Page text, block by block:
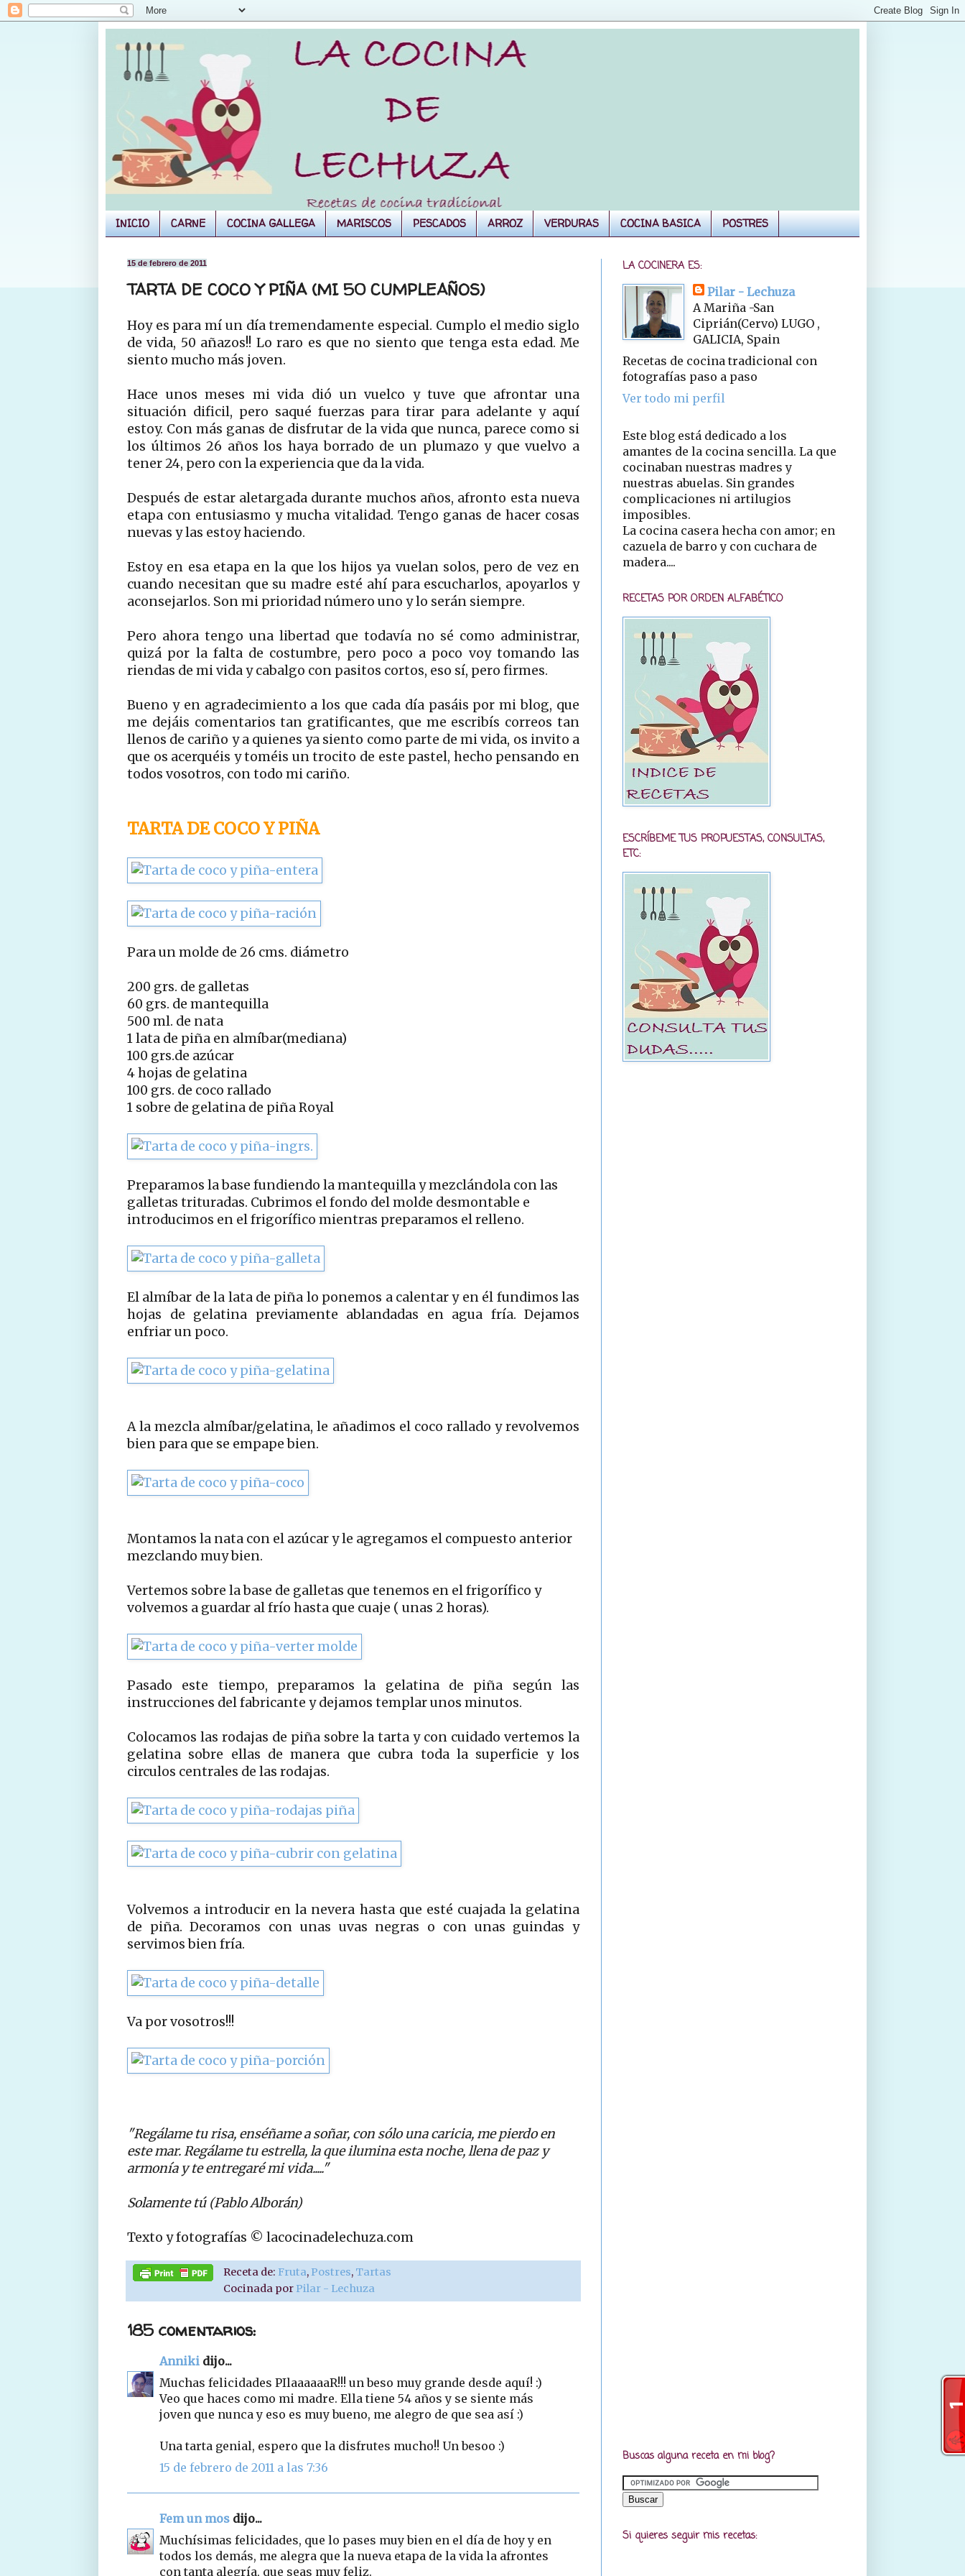
INICIO CARNE COCINA GALLEGA MARISCOS PESCADOS ARROZ VERDURAS COCINA BASICA POSTRES
15 de febrero de 2011
TARTA DE COCO Y PIÑA (MI 50 CUMPLEAÑOS)
Hoy es para mí un día tremendamente especial. Cumplo el medio siglo
de vida, 50 añazos!! Lo raro es que no siento que tenga esta edad. Me
siento mucho más joven.
Hace unos meses mi vida dió un vuelco y tuve que afrontar una
situación dificil, pero saqué fuerzas para tirar para adelante y aquí
estoy. Con más ganas de disfrutar de la vida que nunca, parece como si
los últimos 26 años los haya borrado de un plumazo y que vuelvo a
tener 24, pero con la experiencia que da la vida.
Después de estar aletargada durante muchos años, afronto esta nueva
etapa con entusiasmo y mucha vitalidad. Tengo ganas de hacer cosas
nuevas y las estoy haciendo.
Estoy en esa etapa en la que los hijos ya vuelan solos, pero de vez en
cuando necesitan que su madre esté ahí para escucharlos, apoyarlos y
aconsejarlos. Son mi prioridad número uno y lo serán siempre.
Pero ahora tengo una libertad que todavía no sé como administrar,
quizá por la falta de costumbre, pero poco a poco voy tomando las
riendas de mi vida y cabalgo con pasitos cortos, eso sí, pero firmes.
Bueno y en agradecimiento a los que cada día pasáis por mi blog, que
me dejáis comentarios tan gratificantes, que me escribís correos tan
llenos de cariño y a quienes ya siento como parte de mi vida, os invito a
que os acerquéis y toméis un trocito de este pastel, hecho pensando en
todos vosotros, con todo mi cariño.
TARTA DE COCO Y PIÑA
Para un molde de 26 cms. diámetro
200 grs. de galletas
60 grs. de mantequilla
500 ml. de nata
1 lata de piña en almíbar(mediana)
100 grs.de azúcar
4 hojas de gelatina
100 grs. de coco rallado
1 sobre de gelatina de piña Royal
Preparamos la base fundiendo la mantequilla y mezclándola con las
galletas trituradas. Cubrimos el fondo del molde desmontable e
introducimos en el frigorífico mientras preparamos el relleno.
El almíbar de la lata de piña lo ponemos a calentar y en él fundimos las
hojas de gelatina previamente ablandadas en agua fría. Dejamos
enfriar un poco.
A la mezcla almíbar/gelatina, le añadimos el coco rallado y revolvemos
bien para que se empape bien.
Montamos la nata con el azúcar y le agregamos el compuesto anterior
mezclando muy bien.
Vertemos sobre la base de galletas que tenemos en el frigorífico y
volvemos a guardar al frío hasta que cuaje ( unas 2 horas).
Pasado este tiempo, preparamos la gelatina de piña según las
instrucciones del fabricante y dejamos templar unos minutos.
Colocamos las rodajas de piña sobre la tarta y con cuidado vertemos la
gelatina sobre ellas de manera que cubra toda la superficie y los
circulos centrales de las rodajas.
Volvemos a introducir en la nevera hasta que esté cuajada la gelatina
de piña. Decoramos con unas uvas negras o con unas guindas y
servimos bien fría.
Va por vosotros!!!
"Regálame tu risa, enséñame a soñar, con sólo una caricia, me pierdo en
este mar.Regálame tu estrella, la que ilumina esta noche,llena de paz y
armonía y te entregaré mi vida....."
Solamente tú (Pablo Alborán)
Texto y fotografías © lacocinadelechuza.com
Receta de: Fruta, Postres, Tartas
Cocinada por Pilar - Lechuza
185 comentarios:
Anniki dijo...
Muchas felicidades PIlaaaaaaR!!! un beso muy grande desde aquí! :)
Veo que haces como mi madre. Ella tiene 54 años y se siente más
joven que nunca y eso es muy bueno, me alegro de que sea así :)
Una tarta genial, espero que la disfrutes mucho!! Un besoo :)
15 de febrero de 2011 a las 7:36
Fem un mos dijo...
Muchísimas felicidades, que lo pases muy bien en el día de hoy y en
todos los demás, me alegra que la nueva etapa de la vida la afrontes
con tanta alegría, que seas muy feliz.
LA COCINERA ES:
Pilar - Lechuza
A Mariña -San
Ciprián(Cervo) LUGO ,
GALICIA, Spain
Recetas de cocina tradicional con
fotografías paso a paso
Ver todo mi perfil
Este blog está dedicado a los
amantes de la cocina sencilla. La que
cocinaban nuestras madres y
nuestras abuelas. Sin grandes
complicaciones ni artilugios
imposibles.
La cocina casera hecha con amor; en
cazuela de barro y con cuchara de
madera....
RECETAS POR ORDEN ALFABÉTICO
ESCRÍBEME TUS PROPUESTAS, CONSULTAS,
ETC:
Buscas alguna receta en mi blog?
Si quieres seguir mis recetas: